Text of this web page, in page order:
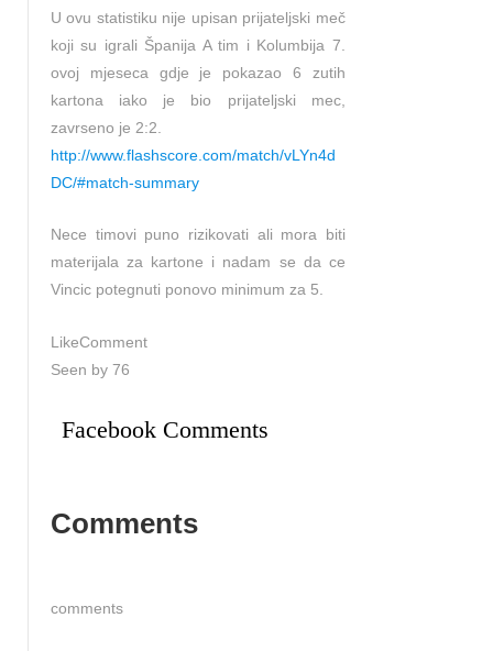
U ovu statistiku nije upisan prijateljski meč
koji su igrali Španija A tim i Kolumbija 7.
ovoj mjeseca gdje je pokazao 6 zutih
kartona iako je bio prijateljski mec,
zavrseno je 2:2.
http://www.flashscore.com/match/vLYn4d
DC/#match-summary
Nece timovi puno rizikovati ali mora biti
materijala za kartone i nadam se da ce
Vincic potegnuti ponovo minimum za 5.
LikeComment
Seen by 76
Facebook Comments
Comments
comments